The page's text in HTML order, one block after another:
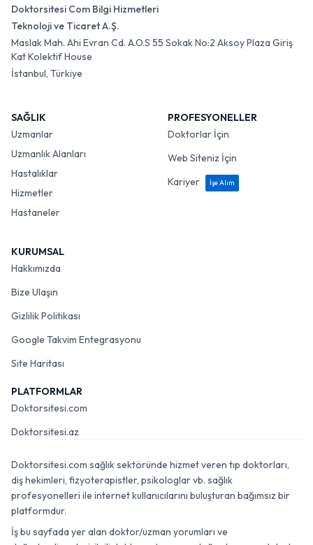
Doktorsitesi Com Bilgi Hizmetleri
Teknoloji ve Ticaret A.Ş.
Maslak Mah. Ahi Evran Cd. A.O.S 55 Sokak No:2 Aksoy Plaza Giriş
Kat Kolektif House
İstanbul, Türkiye
SAĞLIK
Uzmanlar
Uzmanlık Alanları
Hastalıklar
Hizmetler
Hastaneler
PROFESYONELLER
Doktorlar İçin
Web Siteniz İçin
Kariyer
İşe Alım
KURUMSAL
Hakkımızda
Bize Ulaşın
Gizlilik Politikası
Google Takvim Entegrasyonu
Site Haritası
PLATFORMLAR
Doktorsitesi.com
Doktorsitesi.az
Doktorsitesi.com sağlık sektöründe hizmet veren tıp doktorları,
diş hekimleri, fizyoterapistler, psikologlar vb. sağlık
profesyonelleri ile internet kullanıcılarını buluşturan bağımsız bir
platformdur.
İş bu sayfada yer alan doktor/uzman yorumları ve